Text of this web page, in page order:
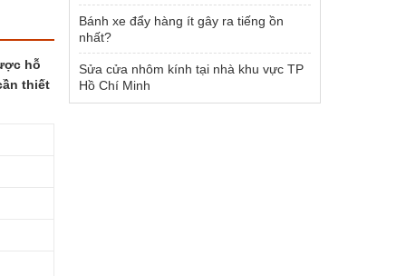
hỗ
thiết
Bánh xe đẩy hàng ít gây ra tiếng ồn
nhất?
Sửa cửa nhôm kính tại nhà khu vực TP
Hồ Chí Minh